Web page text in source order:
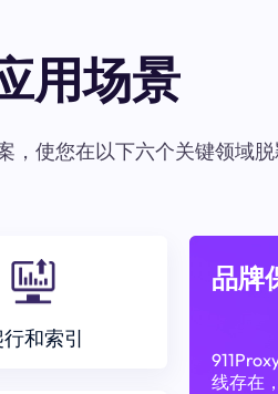
用场景
，使您在以下六个关键领域
行和索引
品牌
线存在